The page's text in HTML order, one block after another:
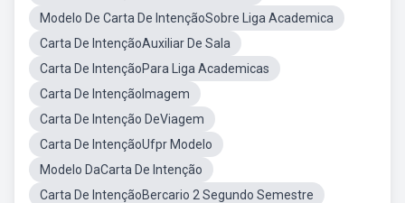
Modelo De Carta De IntençãoSobre Liga Academica
Carta De IntençãoAuxiliar De Sala
Carta De IntençãoPara Liga Academicas
Carta De IntençãoImagem
Carta De Intenção DeViagem
Carta De IntençãoUfpr Modelo
Modelo DaCarta De Intenção
Carta De IntençãoBercario 2 Segundo Semestre